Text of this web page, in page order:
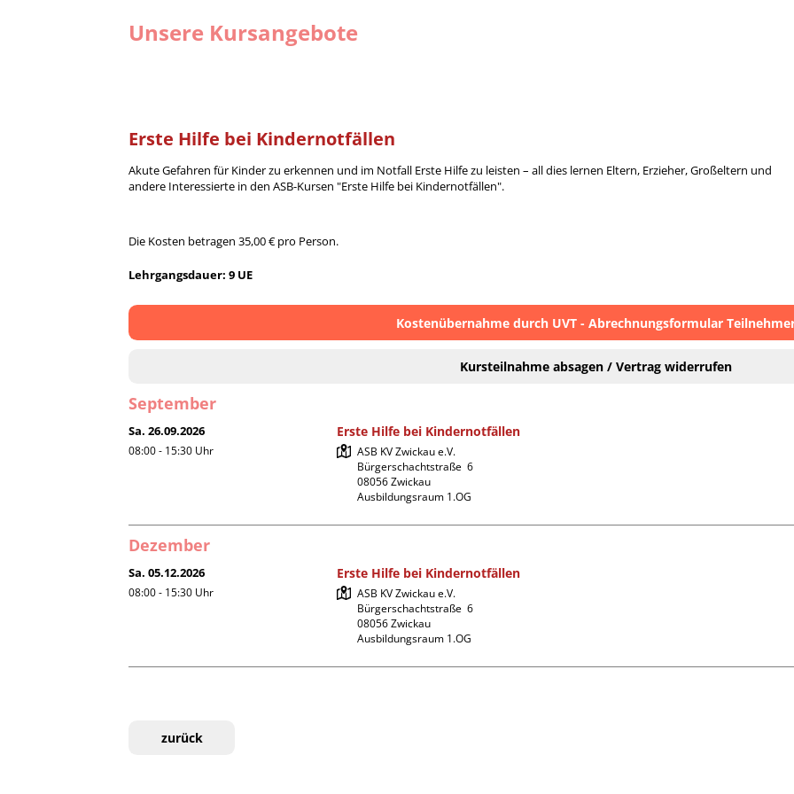
Unsere Kursangebote
Erste Hilfe bei Kindernotfällen
Akute Gefahren für Kinder zu erkennen und im Notfall Erste Hilfe zu leisten – all dies lernen Eltern, Erzieher, Großeltern und
andere Interessierte in den ASB-Kursen "Erste Hilfe bei Kindernotfällen".
Die Kosten betragen 35,00 € pro Person.
Lehrgangsdauer: 9 UE
Kostenübernahme durch UVT - Abrechnungsformular
Kursteilnahme absagen / Vertrag widerrufen
September
Sa. 26.09.2026
08:00 - 15:30 Uhr
Erste Hilfe bei Kindernotfällen
ASB KV Zwickau e.V.
Bürgerschachtstraße  6
08056 Zwickau
Ausbildungsraum 1.OG
Dezember
Sa. 05.12.2026
08:00 - 15:30 Uhr
Erste Hilfe bei Kindernotfällen
ASB KV Zwickau e.V.
Bürgerschachtstraße  6
08056 Zwickau
Ausbildungsraum 1.OG
zurück